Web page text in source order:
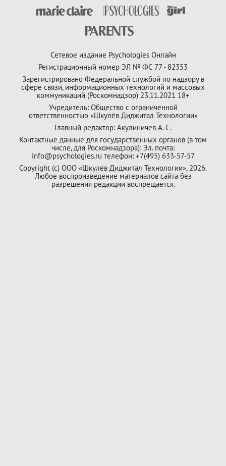
Сетевое издание Psychologies Онлайн
Регистрационный номер ЭЛ № ФС 77 - 82353
Зарегистрировано Федеральной службой по надзору в
сфере связи, информационных технологий и массовых
коммуникаций (Роскомнадзор) 23.11.2021 18+
Учредитель: Общество с ограниченной
ответственностью «Шкулёв Диджитал Технологии»
Главный редактор: Акулиничев А. С.
Контактные данные для государственных органов (в том
числе, для Роскомнадзора): Эл. почта:
info@psychologies.ru телефон: +7(495) 633-57-57
Copyright (с) ООО «Шкулёв Диджитал Технологии», 2026.
Любое воспроизведение материалов сайта без
разрешения редакции воспрещается.